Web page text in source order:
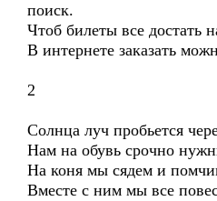
поиск.
Чтоб билеты все достать
В интернете заказать
2
Солнца луч пробьется
Нам на обувь срочно
На коня мы сядем и
Вместе с ним мы все